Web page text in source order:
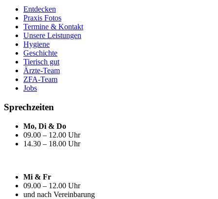
Entdecken
Praxis Fotos
Termine & Kontakt
Unsere Leistungen
Hygiene
Geschichte
Tierisch gut
Ärzte-Team
ZFA-Team
Jobs
Sprechzeiten
Mo, Di & Do
09.00 – 12.00 Uhr
14.30 – 18.00 Uhr
Mi & Fr
09.00 – 12.00 Uhr
und nach Vereinbarung